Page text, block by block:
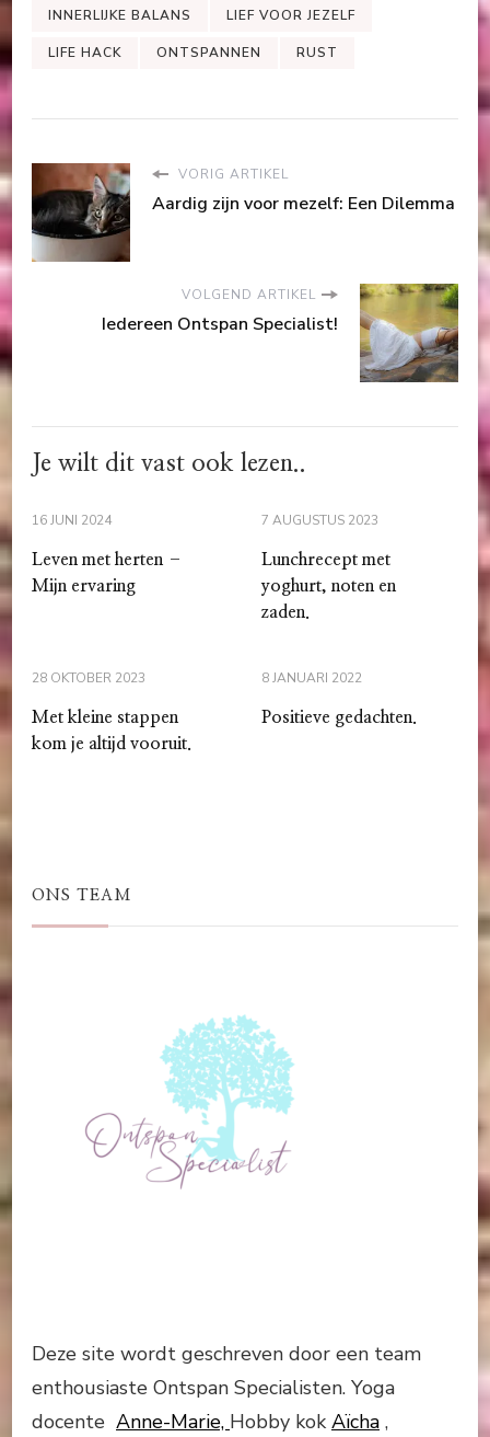
INNERLIJKE BALANS LIEF VOOR JEZELF
LIFE HACK ONTSPANNEN RUST
VORIG ARTIKEL
Aardig zijn voor mezelf: Een Dilemma
VOLGEND ARTIKEL
Iedereen Ontspan Specialist!
Je wilt dit vast ook lezen..
16 JUNI 2024
Leven met herten –
Mijn ervaring
7 AUGUSTUS 2023
Lunchrecept met
yoghurt, noten en
zaden.
28 OKTOBER 2023
Met kleine stappen
kom je altijd vooruit.
8 JANUARI 2022
Positieve gedachten.
ONS TEAM
Deze site wordt geschreven door een team
enthousiaste Ontspan Specialisten. Yoga
docente Anne-Marie, Hobby kok Aïcha ,